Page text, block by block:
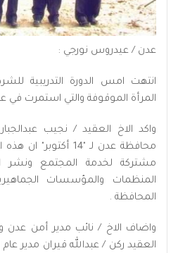
عدن / عيدروس نورجي :
انتهت امس الدورة التدريبية
المرأة الموقوفة والتي استمرت في
واكد الاخ العقيد / نجيب
محافظة عدن لـ "14
مشتركة لخدمة المجتمع ونشر
المنظمات والمؤسسات
المحافظة .
واضاف الاخ / نائب مدير أمن عدن
العقيد ركن / عبدالله قيران مدير